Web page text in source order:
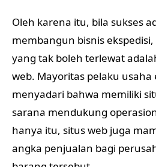
Oleh karena itu, bila sukses
membangun bisnis
yang tak boleh terlewat
web. Mayoritas pelaku usaha
menyadari bahwa memiliki
sarana mendukung
hanya itu, situs web juga
angka penjualan bagi